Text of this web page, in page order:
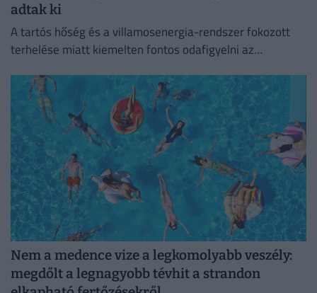
adtak ki
A tartós hőség és a villamosenergia-rendszer fokozott
terhelése miatt kiemelten fontos odafigyelni az
Nem a medence vize a legkomolyabb veszély:
megdőlt a legnagyobb tévhit a strandon